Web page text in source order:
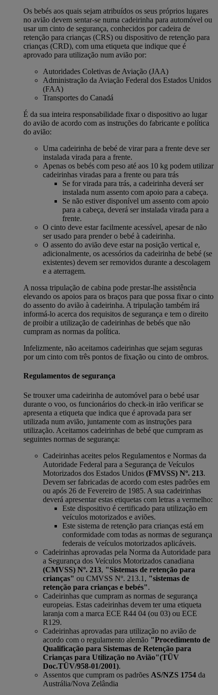
Os bebés aos quais sejam atribuídos os seus próprios lugares
no avião devem sentar-se numa cadeirinha para automóvel ou
usar um cinto de segurança, conhecidos por cadeira de
retenção para crianças (CRS) ou dispositivo de retenção para
crianças (CRD), com uma etiqueta que indique que é
aprovado para utilização num avião por:
Autoridades Coletivas de Aviação (JAA)
Administração da Aviação Federal dos Estados Unidos
(FAA)
Transportes do Canadá
É da sua inteira responsabilidade fixar o dispositivo ao lugar
do avião de acordo com as instruções do fabricante e política
do avião:
Uma cadeirinha de bebé de virar para a frente deve ser
instalada virada para a frente.
Apenas os bebés com peso até aos 10 kg podem utilizar
cadeirinhas viradas para a frente ou para trás
Se for virada para trás, a cadeirinha deverá ser
instalada num assento com apoio para a cabeça.
Se não estiver disponível um assento com apoio
para a cabeça, deverá ser instalada virada para a
frente.
O cinto deve estar facilmente acessível, apesar de não
ser usado para prender o bebé à cadeirinha.
O assento do avião deve estar na posição vertical e,
adicionalmente, os acessórios da cadeirinha de bebé (se
existentes) devem ser removidos durante a descolagem
e a aterragem.
A nossa tripulação de cabina pode prestar-lhe assistência
elevando os apoios para os braços para que possa fixar o cinto
do assento do avião à cadeirinha. A tripulação também irá
informá-lo acerca dos requisitos de segurança e tem o direito
de proibir a utilização de cadeirinhas de bebés que não
cumpram as normas da política.
Infelizmente, não aceitamos cadeirinhas que sejam seguras
por um cinto com três pontos de fixação ou cinto de ombros.
Regulamentos de segurança
Se trouxer uma cadeirinha de automóvel para o bebé usar
durante o voo, os funcionários do check-in irão verificar se
apresenta a etiqueta que indica que é aprovada para ser
utilizada num avião, juntamente com as instruções para
utilização. Aceitamos cadeirinhas de bebé que cumpram as
seguintes normas de segurança:
Cadeirinhas aceites pelos Regulamentos e Normas da
Autoridade Federal para a Segurança de Veículos
Motorizados dos Estados Unidos (FMVSS) Nº. 213.
Devem ser fabricadas de acordo com estes padrões em
ou após 26 de Fevereiro de 1985. A sua cadeirinhas
deverá apresentar estas etiquetas com letras a vermelho:
Este dispositivo é certificado para utilização em
veículos motorizados e aviões.
Este sistema de retenção para crianças está em
conformidade com todas as normas de segurança
federais de veículos motorizados aplicáveis.
Cadeirinhas aprovadas pela Norma da Autoridade para
a Segurança dos Veículos Motorizados canadiana
(CMVSS) Nº. 213, "Sistemas de retenção para
crianças" ou CMVSS Nº. 213.1, "sistemas de
retenção para crianças e bebés".
Cadeirinhas que cumpram as normas de segurança
europeias. Estas cadeirinhas devem ter uma etiqueta
laranja com a marca ECE R44 04 (ou 03) ou ECE
R129.
Cadeirinhas aprovadas para utilização no avião de
acordo com o regulamento alemão "Procedimento de
Qualificação para Sistemas de Retenção para
Crianças para Utilização no Avião"(TÜV
Doc.TÜV/958-01/2001).
Assentos que cumpram os padrões AS/NZS 1754 da
Austrália/Nova Zelândia